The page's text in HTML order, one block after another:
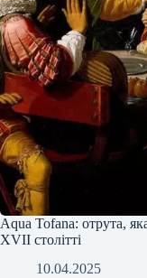
Аqua Tofana: отрута,
XVII столітті
10.04.2025